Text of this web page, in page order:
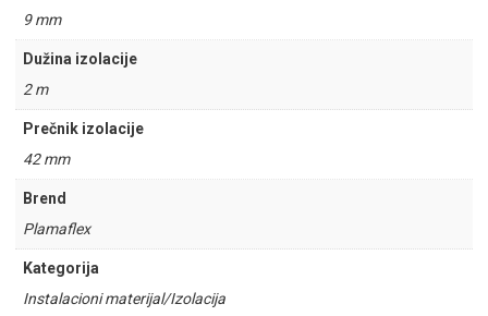
9 mm
Dužina izolacije
2 m
Prečnik izolacije
42 mm
Brend
Plamaflex
Kategorija
Instalacioni materijal/Izolacija